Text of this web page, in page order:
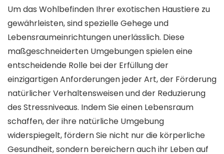
Um das Wohlbefinden Ihrer exotischen Haustiere zu
gewährleisten, sind spezielle Gehege und
Lebensraumeinrichtungen unerlässlich. Diese
maßgeschneiderten Umgebungen spielen eine
entscheidende Rolle bei der Erfüllung der
einzigartigen Anforderungen jeder Art, der Förderung
natürlicher Verhaltensweisen und der Reduzierung
des Stressniveaus. Indem Sie einen Lebensraum
schaffen, der ihre natürliche Umgebung
widerspiegelt, fördern Sie nicht nur die körperliche
Gesundheit, sondern bereichern auch ihr Leben auf